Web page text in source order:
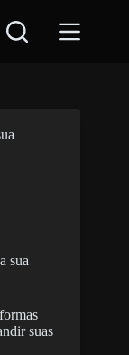
suas